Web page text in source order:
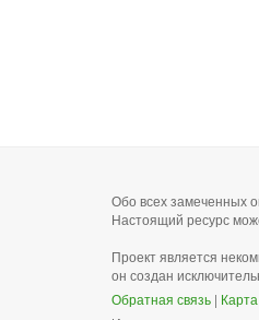
Обо всех замеченных
Настоящий ресурс
Проект является
он создан
Обратная связь |